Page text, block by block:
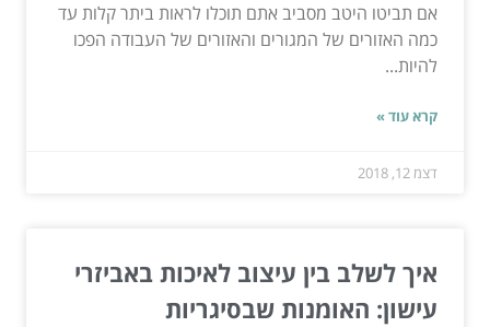
אם תביטו היטב מסביב אתם תוכלו לראות ביתר קלות עד
כמה האזורים של המגורים והאזורים של העבודה הפכו
להיות...
קרא עוד »
דצמ 12, 2018
איך לשלב בין עיצוב לאיכות באביזרי
עישון: האומנות שבסיגריות